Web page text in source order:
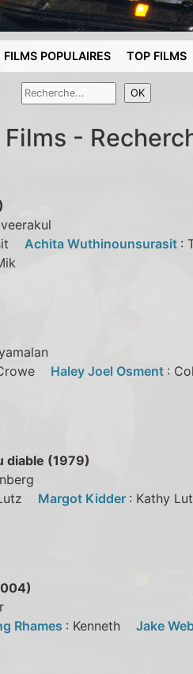
FILMS POPULAIRES TOP FILMS
Films -
Achita Wuthinounsurasit :
Haley Joel Osment :
diable (1979)
Margot Kidder : Kathy
Rhames : Kenneth Jake